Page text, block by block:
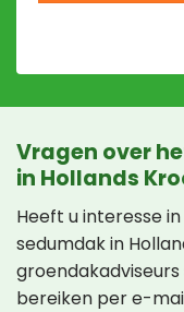
Vragen over
in Hollands
Heeft u interesse
sedumdak in
bereiken per e-